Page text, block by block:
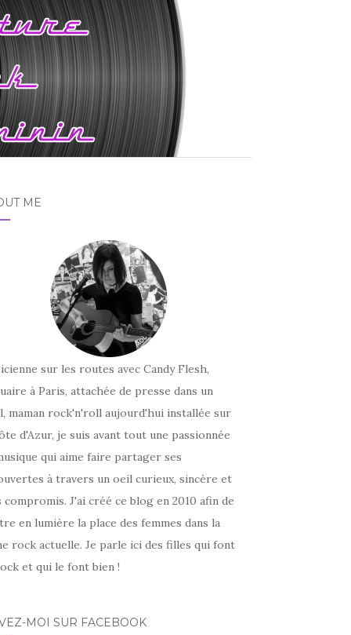
ME
sur les routes avec Candy Flesh,
à Paris, attachée de presse dans un
maman rock'n'roll aujourd'hui installée sur
d'Azur, je suis avant tout une passionnée
qui aime faire partager ses
à travers un oeil curieux, sincère et
compromis. J'ai créé ce blog en 2010 afin de
en lumière la place des femmes dans la
rock actuelle. Je parle ici des filles qui font
et qui le font bien !
MOI SUR FACEBOOK